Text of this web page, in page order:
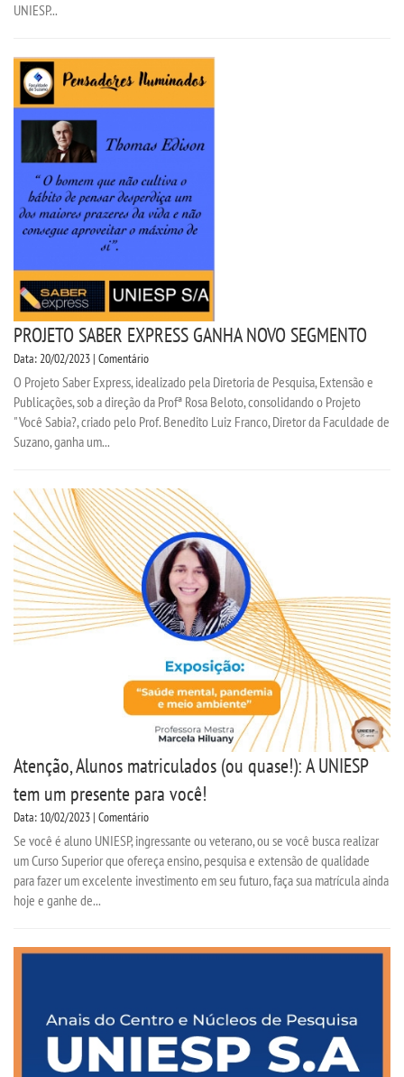
UNIESP...
PROJETO SABER EXPRESS GANHA NOVO SEGMENTO
Data: 20/02/2023 | Comentário
O Projeto Saber Express, idealizado pela Diretoria de Pesquisa, Extensão e
Publicações, sob a direção da Profª Rosa Beloto, consolidando o Projeto
"Você Sabia?, criado pelo Prof. Benedito Luiz Franco, Diretor da Faculdade de
Suzano, ganha um...
Atenção, Alunos matriculados (ou quase!): A UNIESP
tem um presente para você!
Data: 10/02/2023 | Comentário
Se você é aluno UNIESP, ingressante ou veterano, ou se você busca realizar
um Curso Superior que ofereça ensino, pesquisa e extensão de qualidade
para fazer um excelente investimento em seu futuro, faça sua matrícula ainda
hoje e ganhe de...